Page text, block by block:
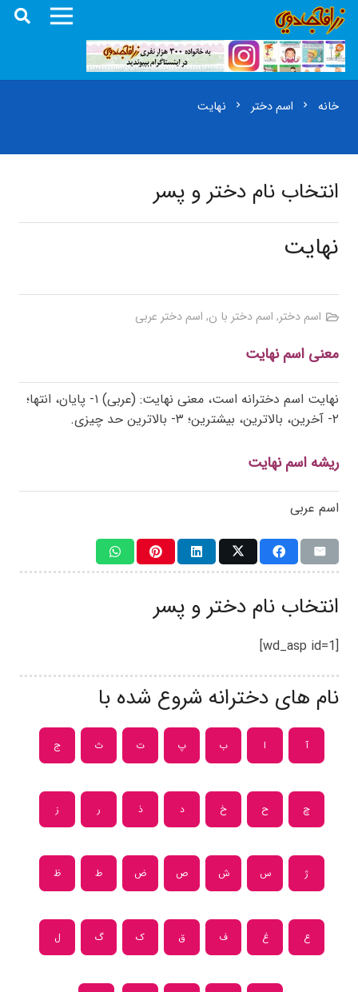
خانه chevron_right اسم دختر chevron_right نهایت
انتخاب نام دختر و پسر
نهایت
اسم دختر, اسم دختر با ن, اسم دختر عربی
معنی اسم نهایت
نهایت اسم دخترانه است، معنی نهایت: (عربی) ۱- پایان، انتها؛
۲- آخرین، بالاترین، بیشترین؛ ۳- بالاترین حد چیزی.
ریشه اسم نهایت
اسم عربی
انتخاب نام دختر و پسر
[wd_asp id=1]
نام های دخترانه شروع شده با
آ ا ب پ ت ث ج
چ ح خ د ذ ر ز
ژ س ش ص ض ط ظ
ع غ ف ق ک گ ل